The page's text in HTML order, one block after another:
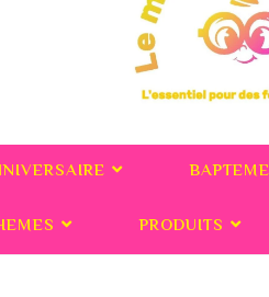
BAPTEME
PRODUITS